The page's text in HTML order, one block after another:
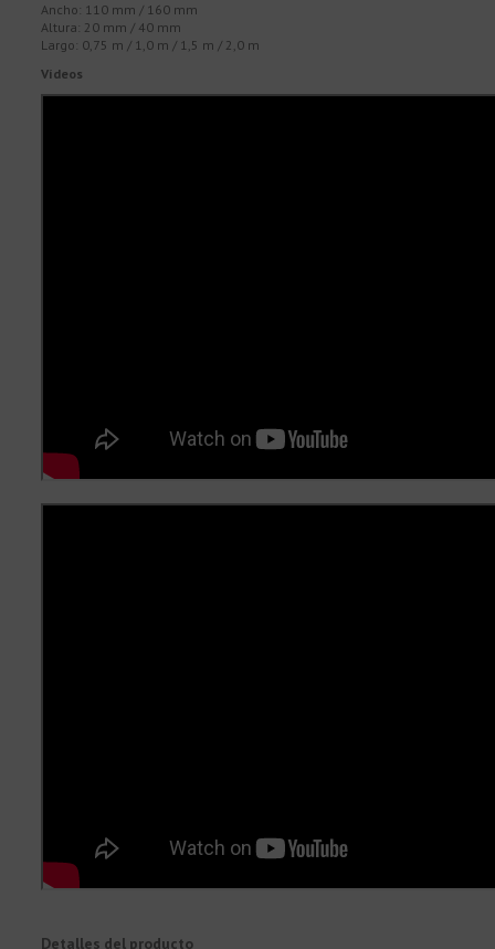
Ancho: 110 mm / 160 mm
Altura: 20 mm / 40 mm
Largo: 0,75 m / 1,0 m / 1,5 m / 2,0 m
Vídeos
Detalles del producto